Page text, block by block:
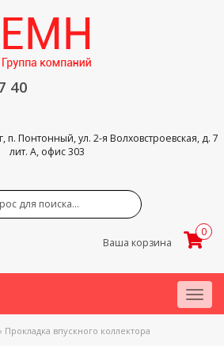
40
п. Понтонный, ул. 2-я Волховстроевская, д. 7
лит. А, офис 303
Ваша корзина
0
Menu
Прокладка впускного коллектора